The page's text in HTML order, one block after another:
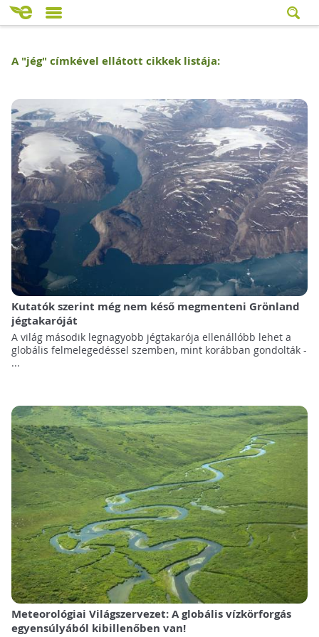
A "jég" címkével ellátott cikkek listája:
Kutatók szerint még nem késő megmenteni Grönland
jégtakaróját
A világ második legnagyobb jégtakarója ellenállóbb lehet a
globális felmelegedéssel szemben, mint korábban gondolták -
...
Meteorológiai Világszervezet: A globális vízkörforgás
egyensúlyából kibillenőben van!